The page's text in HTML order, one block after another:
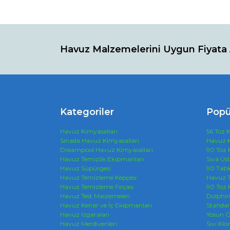
Görüş ve önerileriniz için teşekkür ederiz.
Ürün resmi kalitesiz, bozuk veya
Bu ürüne benzer farklı alternatifler olmalı.
Havuz Malzemelerini Uygun Fiyata
Kategoriler
Havuz Kimyasalları
Sinada Havuz Kimyasalları
Dreampool Havuz Kimyasalları
Havuz Temizlik Ekipmanları
Havuz Süpürgesi
Havuz Temizleme Kepçesi
Havuz Temizleme Fırçası
Havuz Test Malzemeleri
Havuz Kenar ve İç Ekipmanları
Havuz Izgaraları
Havuz Merdivenleri
56 Toz
Havuz
90 Toz
Sıva
90
Havuz
90 Toz
Yosun
Sıvı Klor